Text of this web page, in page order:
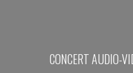
CONCERT AUDIO-